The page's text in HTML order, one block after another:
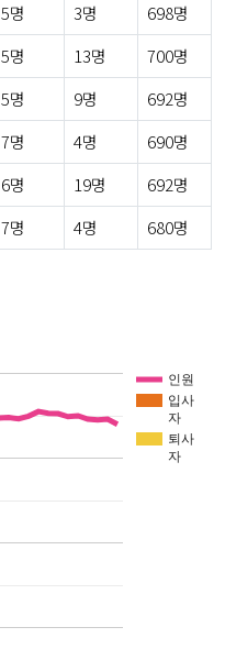
5명 3명
698명
5명 13명
700명
5명 9명
692명
7명 4명
690명
6명 19명
692명
7명 4명 680명
인원
입사
자
퇴사
자